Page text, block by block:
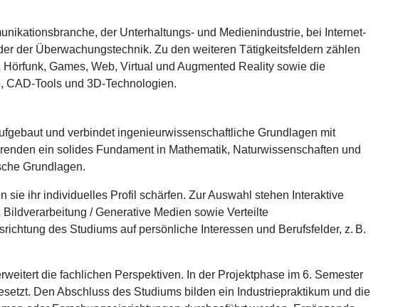
der Unterhaltungs- und Medienindustrie, bei Internet-
der Überwachungstechnik. Zu den weiteren Tätigkeitsfeldern zählen
Games, Web, Virtual und Augmented Reality sowie die
CAD-Tools und 3D-Technologien.
und verbindet ingenieurwissenschaftliche Grundlagen mit
ein solides Fundament in Mathematik, Naturwissenschaften und
Grundlagen.
sie ihr individuelles Profil schärfen. Zur Auswahl stehen Interaktive
/ Generative Medien sowie Verteilte
des Studiums auf persönliche Interessen und Berufsfelder, z. B.
die fachlichen Perspektiven. In der Projektphase im 6. Semester
Den Abschluss des Studiums bilden ein Industriepraktikum und die